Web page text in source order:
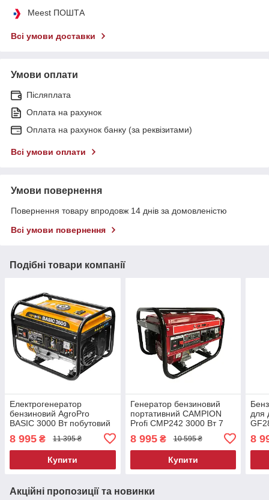
Meest ПОШТА
Всі умови доставки
Умови оплати
Післяплата
Оплата на рахунок
Оплата на рахунок банку (за реквізитами)
Всі умови оплати
Умови повернення
Повернення товару впродовж 14 днів за домовленістю
Всі умови повернення
Подібні товари компанії
Електрогенератор
бензиновий AgroPro
BASIC 3000 Вт побутовий
бензиновий генератор для
дому
8 995 ₴ 11 395 ₴
Купити
Генератор бензиновий
портативний CAMPION
Profi CMP242 3000 Вт 7
к.с. генератор потужний
бензиновий генератор для
будинку
8 995₴ 10 595 ₴
Купити
для
8
Акційні пропозиції та новинки